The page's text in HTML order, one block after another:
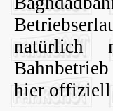
natürlich
hier offiziell